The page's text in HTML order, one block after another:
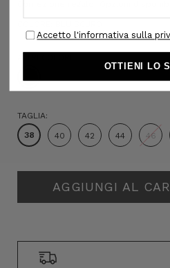
TAGLIA:
38
40 42 44 46